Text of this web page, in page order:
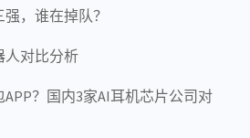
，谁在掉队？
人对比分析
？国内3家AI耳机芯片公司对